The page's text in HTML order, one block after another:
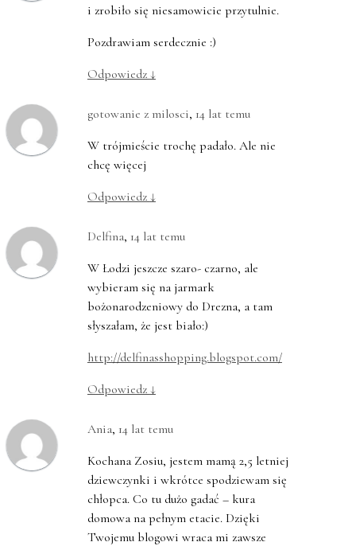
i zrobiło się niesamowicie przytulnie.
Pozdrawiam serdecznie :)
Odpowiedz ↓
gotowanie z milosci, 14 lat temu
W trójmieście trochę padało. Ale nie
chcę więcej
Odpowiedz ↓
Delfina, 14 lat temu
W Łodzi jeszcze szaro- czarno, ale
wybieram się na jarmark
bożonarodzeniowy do Drezna, a tam
słyszałam, że jest biało:)
http://delfinasshopping.blogspot.com/
Odpowiedz ↓
Ania, 14 lat temu
Kochana Zosiu, jestem mamą 2,5 letniej
dziewczynki i wkrótce spodziewam się
chłopca. Co tu dużo gadać – kura
domowa na pełnym etacie. Dzięki
Twojemu blogowi wraca mi zawsze